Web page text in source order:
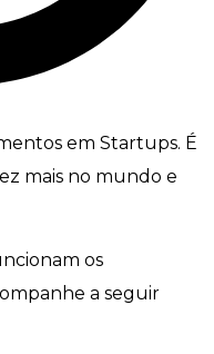
em Startups. É
mais no mundo e
os
a seguir